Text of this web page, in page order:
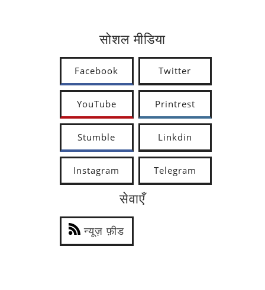
सोशल मीडिया
Facebook Twitter
YouTube Printrest
Stumble Linkdin
Instagram Telegram
सेवाएँ
न्यूज़ फ़ीड